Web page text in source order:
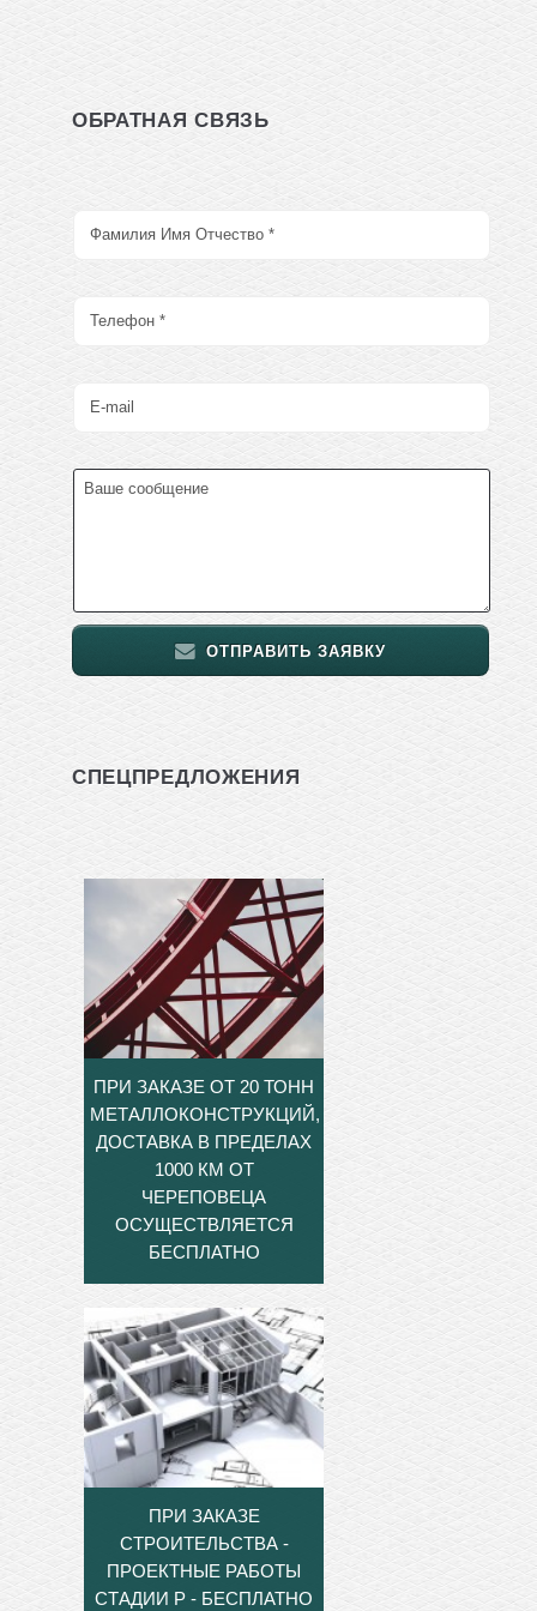
ОБРАТНАЯ СВЯЗЬ
ОТПРАВИТЬ ЗАЯВКУ
СПЕЦПРЕДЛОЖЕНИЯ
ПРИ ЗАКАЗЕ ОТ 20 ТОНН
МЕТАЛЛОКОНСТРУКЦИЙ,
ДОСТАВКА В ПРЕДЕЛАХ
1000 КМ ОТ
ЧЕРЕПОВЕЦА
ОСУЩЕСТВЛЯЕТСЯ
БЕСПЛАТНО
ПРИ ЗАКАЗЕ
СТРОИТЕЛЬСТВА -
ПРОЕКТНЫЕ РАБОТЫ
СТАДИИ Р - БЕСПЛАТНО